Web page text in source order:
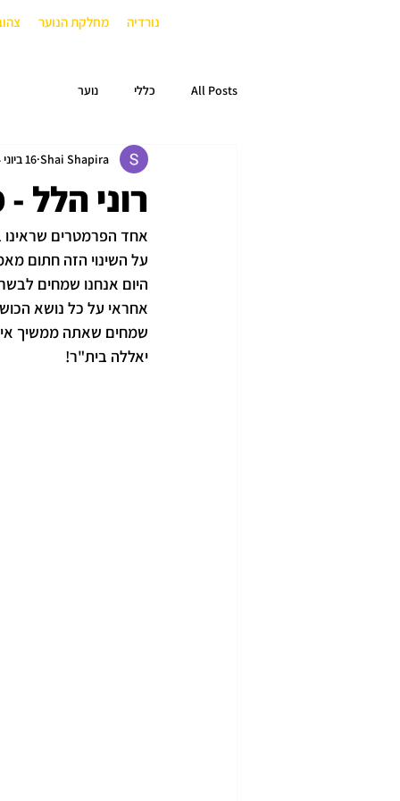
נורדיה מחלקת הנוער
All Posts כללי נוער
רוני הלל
Shai Shapira 16 ביוני 2024
אחד הפרמטרים שראינו
על השינוי הזה חתום
היום אנחנו שמחים
אחראי על כל נושא
שמחים שאתה ממשיך
יאללה בית"ר!